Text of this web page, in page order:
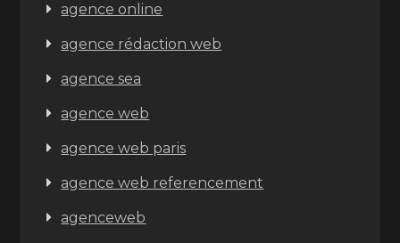
agence online
agence rédaction web
agence sea
agence web
agence web paris
agence web referencement
agenceweb